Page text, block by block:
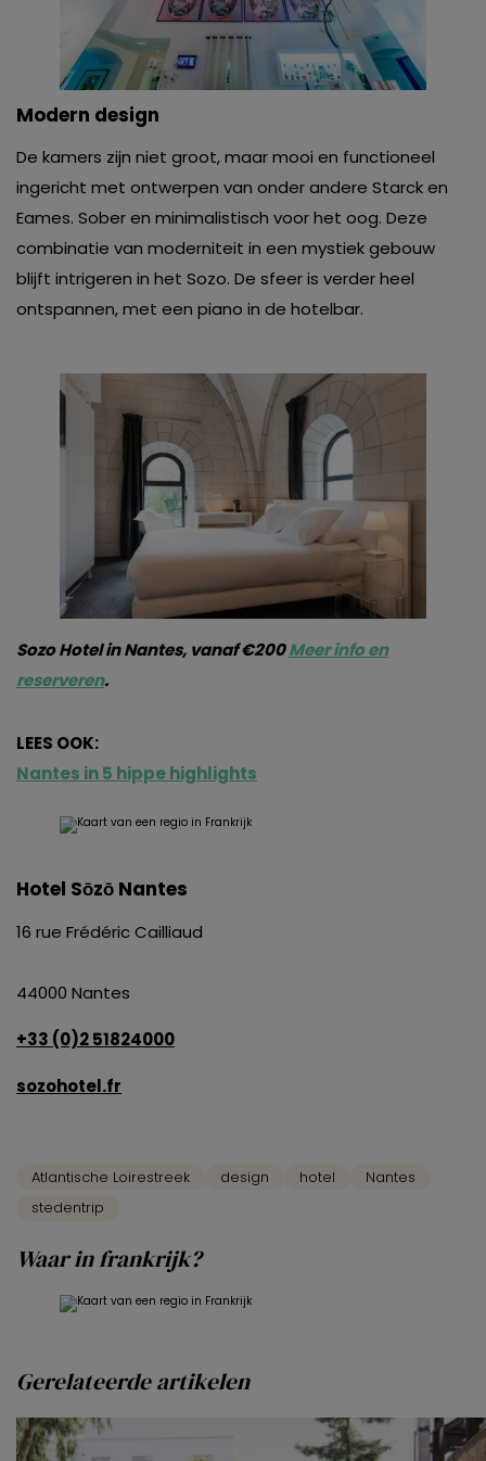
Modern design
De kamers zijn niet groot, maar mooi en functioneel
ingericht met ontwerpen van onder andere Starck en
Eames. Sober en minimalistisch voor het oog. Deze
combinatie van moderniteit in een mystiek gebouw
blijft intrigeren in het Sozo. De sfeer is verder heel
ontspannen, met een piano in de hotelbar.
Sozo Hotel in Nantes, vanaf €200Meer info en
reserveren.
LEES OOK:
Nantes in 5 hippe highlights
Hotel Sōzō Nantes
16 rue Frédéric Cailliaud
44000 Nantes
+33 (0)2 51824000
sozohotel.fr
Atlantische Loirestreek design hotel
Nantes
stedentrip
Waar in frankrijk?
Gerelateerde artikelen